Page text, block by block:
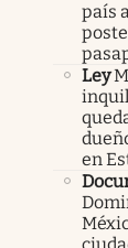
país
Ley
en